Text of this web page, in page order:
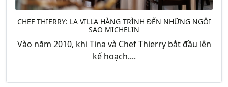
CHEF THIERRY: LA VILLA HÀNG TRÌNH ĐẾN NHỮNG NGÔI
SAO MICHELIN
Vào năm 2010, khi Tina và Chef Thierry bắt đầu lên
kế hoạch....